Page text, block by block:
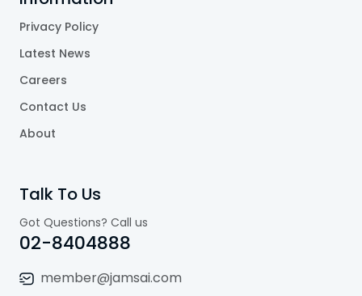
Privacy Policy
Latest News
Careers
Contact Us
About
Talk To Us
Got Questions? Call us
02-8404888
member@jamsai.com